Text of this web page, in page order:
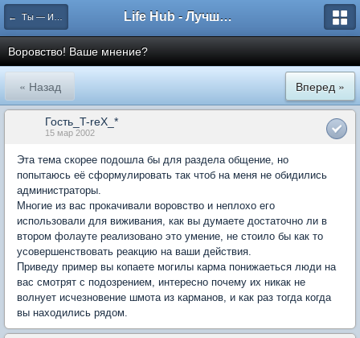
← Ты — Избранный Life Hub - Лучшие компьютерные игры мира
Воровство! Ваше мнение?
« Назад Вперед »
Гость_T-reX_*
15 мар 2002
Эта тема скорее подошла бы для раздела общение, но
попытаюсь её сформулировать так чтоб на меня не обидились
администраторы.
Многие из вас прокачивали воровство и неплохо его
использовали для виживания, как вы думаете достаточно ли в
втором фолауте реализовано это умение, не стоило бы как то
усовершенствовать реакцию на ваши действия.
Приведу пример вы копаете могилы карма понижаеться люди на
вас смотрят с подозрением, интересно почему их никак не
волнует исчезновение шмота из карманов, и как раз тогда когда
вы находились рядом.